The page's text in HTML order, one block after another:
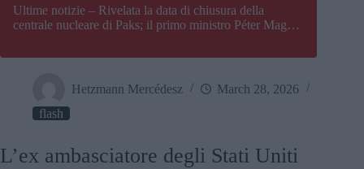
Ultime notizie – Rivelata la data di chiusura della
centrale nucleare di Paks; il primo ministro Péter Magyar
Hetzmann Mercédesz
March 28, 2026
flash
L’ex ambasciatore degli Stati Uniti